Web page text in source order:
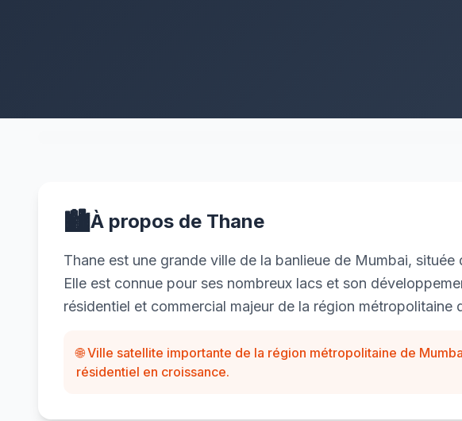
🏙️À propos de Thane
Thane est une grande ville de la banlieue de Mumbai,
Elle est connue pour ses nombreux lacs et son
résidentiel et commercial majeur de la région métropolitaine
🌐 Ville satellite importante de la région métropolitaine de
résidentiel en croissance.